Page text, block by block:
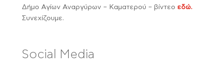
Δήμο Αγίων Αναργύρων – Καματερού – βίντεο εδώ.
Συνεχίζουμε.
Social Media